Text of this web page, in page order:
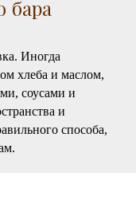
бара
Иногда
хлеба и маслом,
соусами и
и
способа,